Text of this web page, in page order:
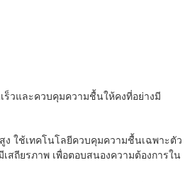
วและควบคุมความชื้นให้คงที่อย่างมี
ใช้เทคโนโลยีควบคุมความชื้นเฉพาะตัว
ถียรภาพ เพื่อตอบสนองความต้องการใน